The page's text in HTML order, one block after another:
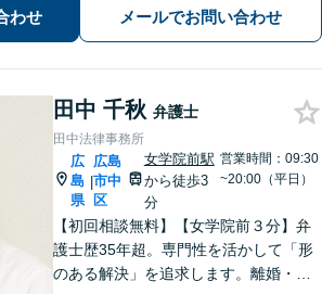
相談ください。【出張相談に対応】
わせ メールでお問い合わせ
田中 千秋 弁護士
田中法律事務所
広
島
県
|
広島
市中
区
女学院前駅
から徒歩3
分
営業時間：09:30
~20:00（平日）
【初回相談無料】【女学院前３分】弁
護士歴35年超。専門性を活かして「形
のある解決」を追求します。離婚・債